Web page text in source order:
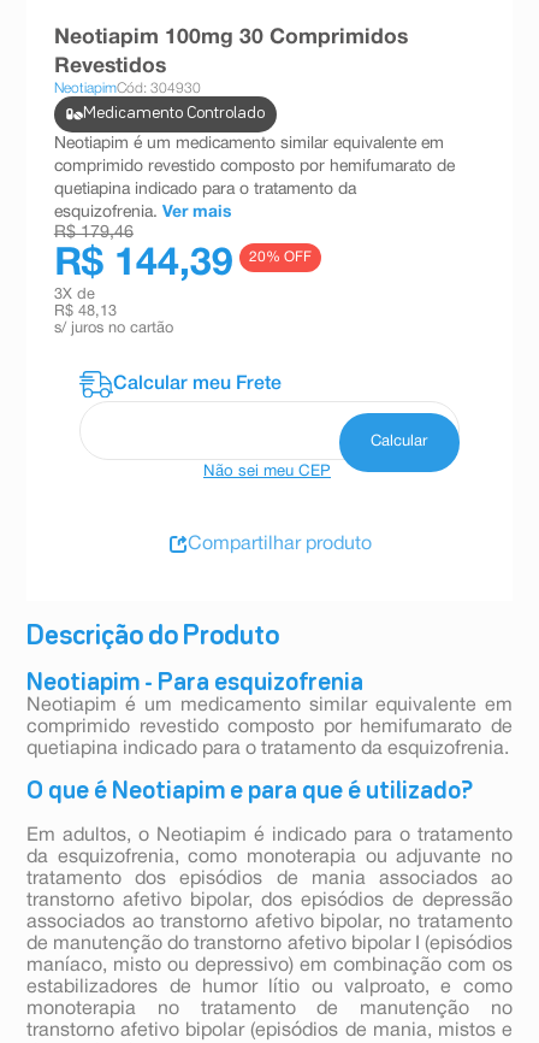
Descrição do Produto
Neotiapim - Para esquizofrenia
Neotiapim é um medicamento similar equivalente em
comprimido revestido composto por hemifumarato de
quetiapina indicado para o tratamento da esquizofrenia.
O que é Neotiapim e para que é utilizado?
Em adultos, o Neotiapim é indicado para o tratamento
da esquizofrenia, como monoterapia ou adjuvante no
tratamento dos episódios de mania associados ao
transtorno afetivo bipolar, dos episódios de depressão
associados ao transtorno afetivo bipolar, no tratamento
de manutenção do transtorno afetivo bipolar I (episódios
maníaco, misto ou depressivo) em combinação com os
estabilizadores de humor lítio ou valproato, e como
monoterapia no tratamento de manutenção no
transtorno afetivo bipolar (episódios de mania, mistos e
Neotiapim 100mg 30 Comprimidos
Revestidos
NeotiapimCód: 304930
Medicamento Controlado
Neotiapim é um medicamento similar equivalente em
comprimido revestido composto por hemifumarato de
quetiapina indicado para o tratamento da
esquizofrenia. Ver mais
R$ 179,46
R$ 144,39 20% OFF
3X de
R$ 48,13
s/ juros no cartão
Não sei meu CEP
Compartilhar produto
teste gravidez
esmalte
10ºabsorvente